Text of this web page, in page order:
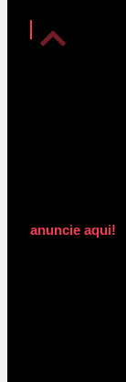
anuncie aqui!